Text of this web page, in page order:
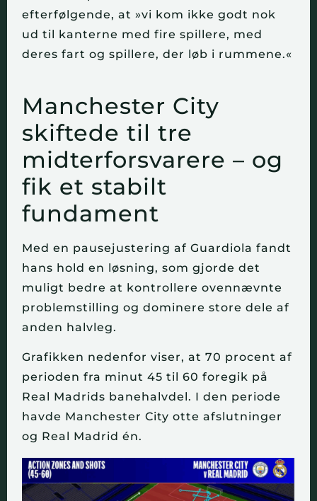
efterfølgende, at »vi kom ikke godt nok
ud til kanterne med fire spillere, med
deres fart og spillere, der løb i rummene.«
Manchester City
skiftede til tre
midterforsvarere – og
fik et stabilt
fundament
Med en pausejustering af Guardiola fandt
hans hold en løsning, som gjorde det
muligt bedre at kontrollere ovennævnte
problemstilling og dominere store dele af
anden halvleg.
Grafikken nedenfor viser, at 70 procent af
perioden fra minut 45 til 60 foregik på
Real Madrids banehalvdel. I den periode
havde Manchester City otte afslutninger
og Real Madrid én.